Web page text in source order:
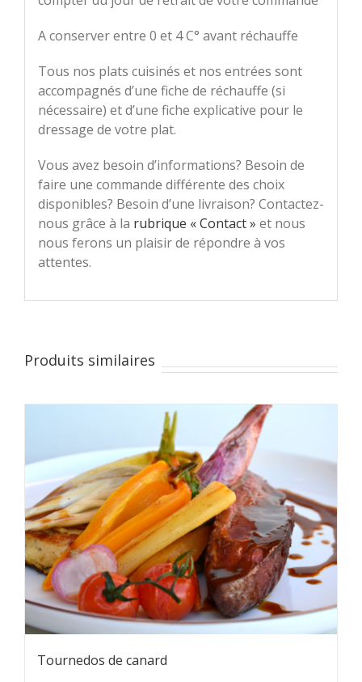
A conserver entre 0 et 4 C° avant réchauffe
Tous nos plats cuisinés et nos entrées sont
accompagnés d’une fiche de réchauffe (si
nécessaire) et d’une fiche explicative pour le
dressage de votre plat.
Vous avez besoin d’informations? Besoin de
faire une commande différente des choix
disponibles? Besoin d’une livraison? Contactez-
nous grâce à la rubrique « Contact » et nous
nous ferons un plaisir de répondre à vos
attentes.
Produits similaires
Tournedos de canard